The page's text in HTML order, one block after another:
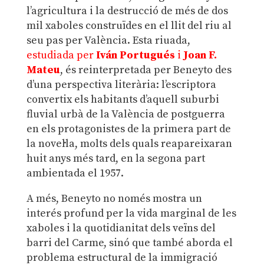
l’agricultura i la destrucció de més de dos
mil xaboles construïdes en el llit del riu al
seu pas per València. Esta riuada,
estudiada per Iván Portugués i Joan F.
Mateu, és reinterpretada per Beneyto des
d’una perspectiva literària: l’escriptora
convertix els habitants d’aquell suburbi
fluvial urbà de la València de postguerra
en els protagonistes de la primera part de
la novel·la, molts dels quals reapareixaran
huit anys més tard, en la segona part
ambientada el 1957.
A més, Beneyto no només mostra un
interés profund per la vida marginal de les
xaboles i la quotidianitat dels veïns del
barri del Carme, sinó que també aborda el
problema estructural de la immigració